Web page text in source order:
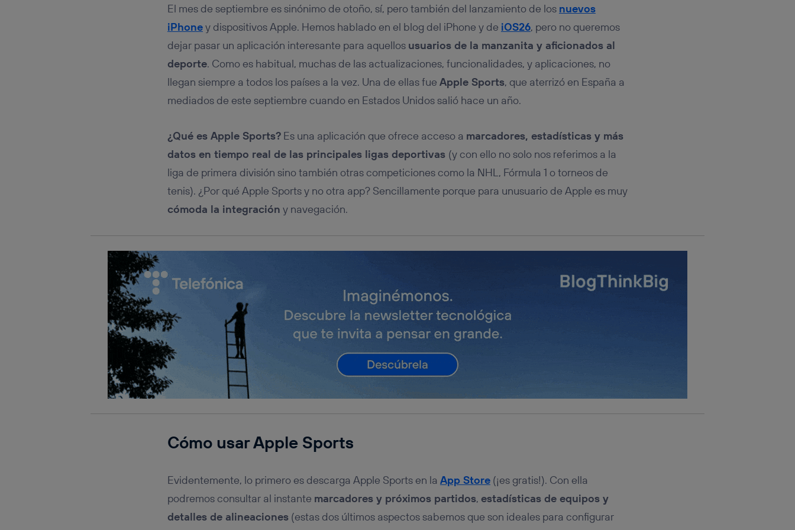
El mes de septiembre es sinónimo de otoño, sí, pero también del lanzamiento de los nuevos
iPhoney dispositivos Apple. Hemos hablado en el blog del iPhone y de iOS26, pero no queremos
dejar pasar un aplicación interesante para aquellos usuarios de la manzanita y aficionados al
deporte. Como es habitual, muchas de las actualizaciones, funcionalidades, y aplicaciones, no
llegan siempre a todos los países a la vez. Una de ellas fue Apple Sports, que aterrizó en España a
mediados de este septiembre cuando en Estados Unidos salió hace un año.
¿Qué es Apple Sports?Es una aplicación que ofrece acceso a marcadores, estadísticas y más
datos en tiempo real de las principales ligas deportivas (y con ello no solo nos referimos a la
liga de primera división sino también otras competiciones como la NHL, Fórmula 1 o torneos de
tenis). ¿Por qué Apple Sports y no otra app? Sencillamente porque para unusuario de Apple es muy
cómoda la integración y navegación.
Cómo usar Apple Sports
Evidentemente, lo primero es descarga Apple Sports en la App Store(¡es gratis!). Con ella
podremos consultar al instante marcadores y próximos partidos, estadísticas de equipos y
detalles de alineaciones(estas dos últimos aspectos sabemos que son ideales para configurar
conecte su dispositivo y consienta el uso de la tecnología recibirá el mismo identificador.
Típicamente:
Si utilizas una
conexión de banda ancha
(p. ej., Wi-Fi), el marketing o análisis se
realizará en función de las actividades de navegación de los miembros del hogar que
hayan dado su consentimiento.
Si utilizas datos móviles, el marketing será más personalizado, ya que se basará
únicamente en la navegación del usuario del móvil.
Puedes gestionar los consentimientos Utiq seleccionando “Administrar Utiq” en la parte